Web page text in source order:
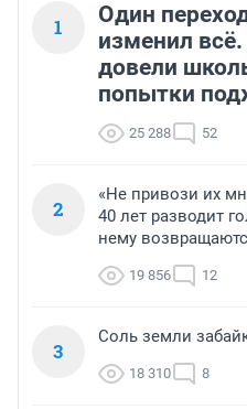
1
Один
изменил
довели
попытки
25 288 52
2
«Не привози их
40 лет разводит
нему
19 856 12
3
Соль земли
18 310 8